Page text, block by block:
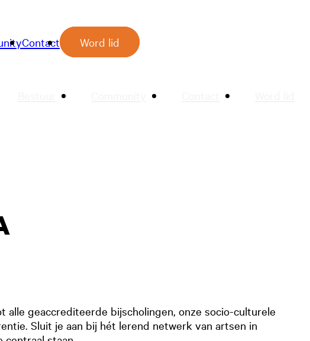
Contact Word lid
geaccrediteerde bijscholingen, onze socio-culturele
Sluit je aan bij hét lerend netwerk van artsen in